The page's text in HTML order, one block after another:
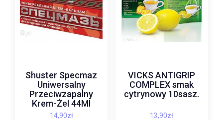
Shuster Specmaz
Uniwersalny
Przeciwzapalny
Krem-Żel 44Ml
14,90zł
VICKS ANTIGRIP
COMPLEX smak
cytrynowy 10sasz.
13,90zł